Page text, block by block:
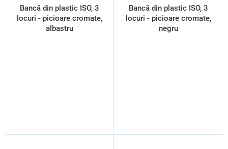
Bancă din plastic ISO, 3
locuri - picioare cromate,
albastru
Bancă din plastic ISO, 3
locuri - picioare cromate,
negru